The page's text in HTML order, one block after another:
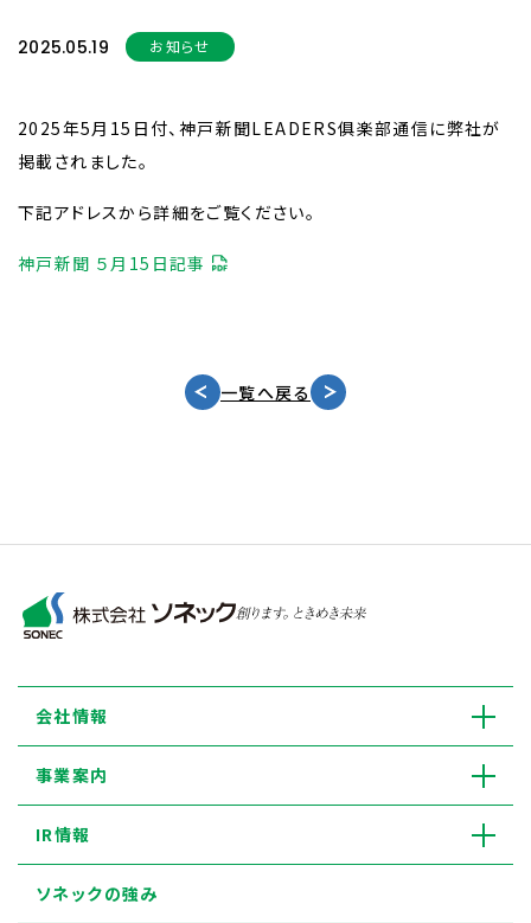
2025.05.19 お知らせ
2025年5月15日付、神戸新聞LEADERS俱楽部通信に弊社が
掲載されました。
下記アドレスから詳細をご覧ください。
神戸新聞 ５月15日記事
一覧へ戻る
会社情報
事業案内
IR情報
ソネックの強み